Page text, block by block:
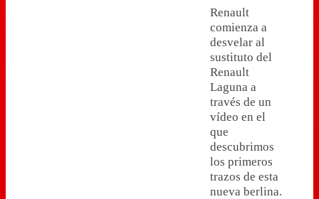
Renault
comienza a
desvelar al
sustituto del
Renault
Laguna a
través de un
vídeo en el
que
descubrimos
los primeros
trazos de esta
nueva berlina.